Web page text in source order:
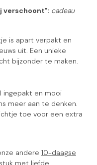
verschoont": cadeau
is apart verpakt en
uit. Een unieke
bijzonder te maken.
ingepakt en mooi
meer aan te denken.
toe voor een extra
andere 10-daagse
met liefde